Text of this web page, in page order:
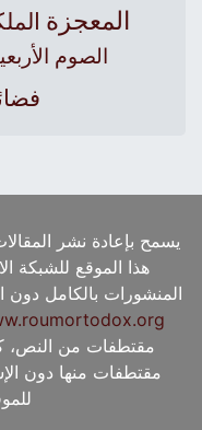
المعجزة
الصوم
يسمح بإعادة نشر
هذا الموقع للشبكة
المنشورات بالكامل دون
مقتطفات من النص،
مقتطفات منها دون